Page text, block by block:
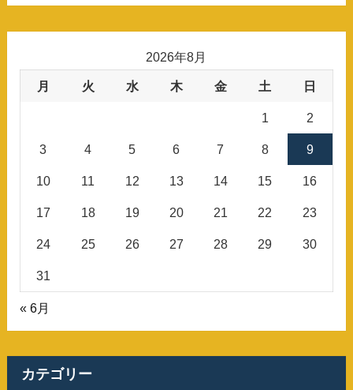
2026年8月
月 火 水 木 金 土 日
1 2
3 4 5 6 7 8 9
10 11 12 13 14 15 16
17 18 19 20 21 22 23
24 25 26 27 28 29 30
31
« 6月
カテゴリー